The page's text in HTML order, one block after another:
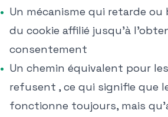
Un mécanisme qui retarde ou
du cookie affilié jusqu'à
consentement
Un chemin équivalent pour
refusent , ce qui signifie que
fonctionne toujours, mais